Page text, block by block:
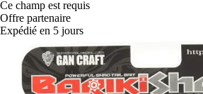
Ce champ est requis
Offre partenaire
Expédié en 5 jours